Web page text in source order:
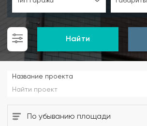
Найти
Название проекта
По убыванию площади